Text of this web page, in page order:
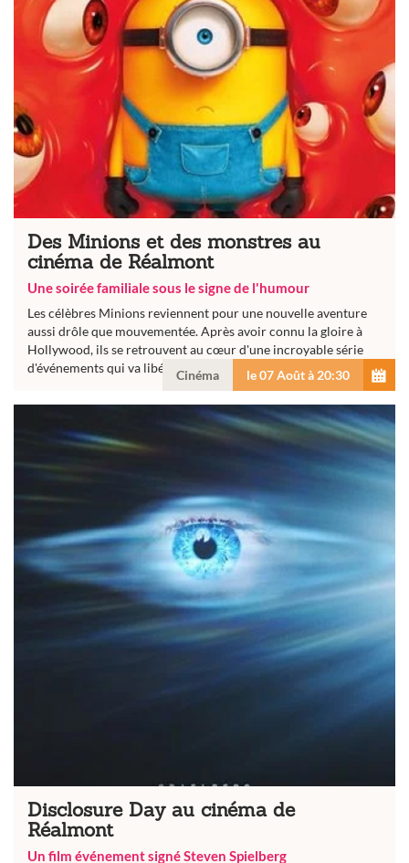
Des Minions et des monstres au
cinéma de Réalmont
Une soirée familiale sous le signe de l'humour
Les célèbres Minions reviennent pour une nouvelle aventure
aussi drôle que mouvementée. Après avoir connu la gloire à
Hollywood, ils se retrouvent au cœur d'une incroyable série
d'événements qui va libérer des monstres dans notre...
Cinéma le 07 Août à 20:30
Disclosure Day au cinéma de
Réalmont
Un film événement signé Steven Spielberg